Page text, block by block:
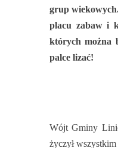
grup
placu zabaw i
których można
palce lizać!
Wójt Gminy
życzył